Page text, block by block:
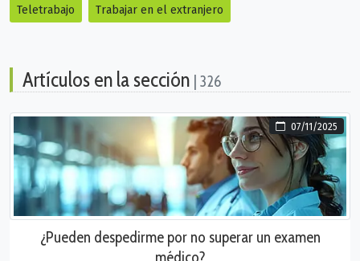
Teletrabajo Trabajar en el extranjero
Artículos en la sección | 326
07/11/2025
¿Pueden despedirme por no superar un examen